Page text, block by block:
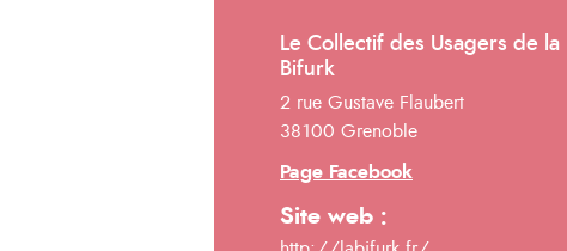
Le Collectif des Usagers de la
Bifurk
2 rue Gustave Flaubert
38100 Grenoble
Page Facebook
Site web :